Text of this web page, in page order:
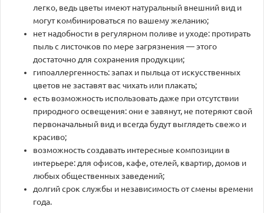
легко, ведь цветы имеют натуральный внешний вид и
могут комбинироваться по вашему желанию;
нет надобности в регулярном поливе и уходе: протирать
пыль с листочков по мере загрязнения — этого
достаточно для сохранения продукции;
гипоаллергенность: запах и пыльца от искусственных
цветов не заставят вас чихать или плакать;
есть возможность использовать даже при отсутствии
природного освещения: они е завянут, не потеряют свой
первоначальный вид и всегда будут выглядеть свежо и
красиво;
возможность создавать интересные композиции в
интерьере: для офисов, кафе, отелей, квартир, домов и
любых общественных заведений;
долгий срок службы и независимость от смены времени
года.